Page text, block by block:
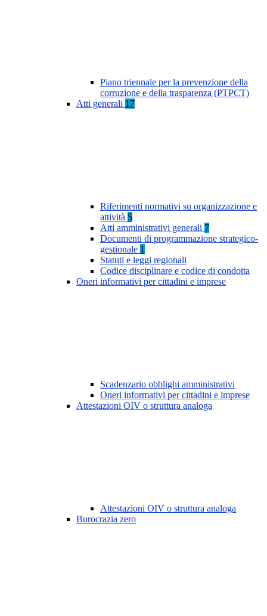
Piano triennale per la prevenzione della
corruzione e della trasparenza (PTPCT)
Atti generali 17
Riferimenti normativi su organizzazione e
attività 5
Atti amministrativi generali 7
Documenti di programmazione strategico-
gestionale 1
Statuti e leggi regionali
Codice disciplinare e codice di condotta
Oneri informativi per cittadini e imprese
Scadenzario obblighi amministrativi
Oneri informativi per cittadini e imprese
Attestazioni OIV o struttura analoga
Attestazioni OIV o struttura analoga
Burocrazia zero